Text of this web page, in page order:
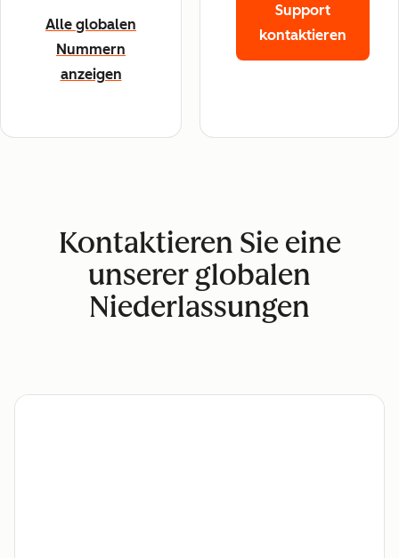
Alle globalen
Nummern
anzeigen
Support
kontaktieren
Kontaktieren Sie eine
unserer globalen
Niederlassungen